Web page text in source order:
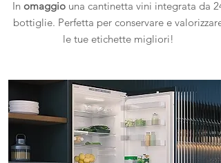
In omaggiouna cantinetta vini integrata da 24
bottiglie. Perfetta per conservare e valorizzare
le tue etichette migliori!